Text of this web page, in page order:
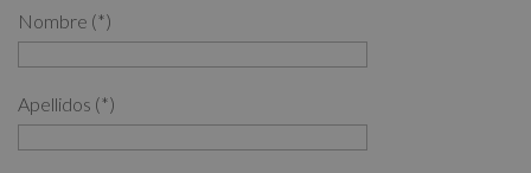
Nombre (*)
Apellidos (*)